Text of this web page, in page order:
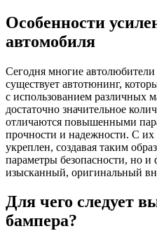
Особенности
автомобиля
Сегодня многие
существует автотюнинг,
с использованием различных
достаточно значительное
отличаются повышенными
прочности и надежности. С
укреплен, создавая таким
параметры безопасности, но
изысканный, оригинальный
Для чего следует
бампера?